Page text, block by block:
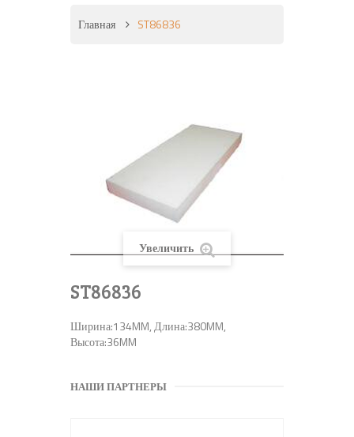
Главная ST86836
Увеличить
ST86836
Ширина:134MM, Длина:380MM,
Высота:36MM
НАШИ ПАРТНЕРЫ